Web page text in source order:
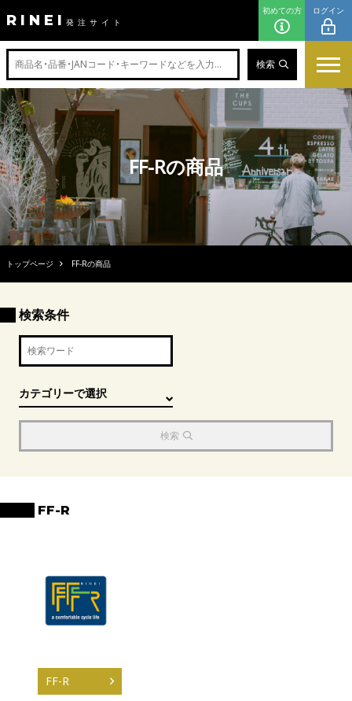
RINEI 発注サイト
初めての方 ログイン
検索
FF-Rの商品
トップページ FF-Rの商品
検索条件
検索
FF-R
FF-R